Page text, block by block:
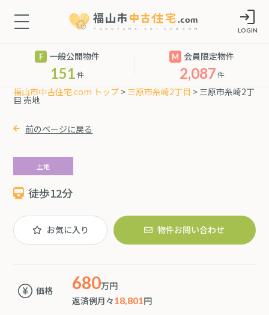
LOGIN
一般公開物件
151件
会員限定物件
2,087件
福山市中古住宅.com トップ > 三原市糸崎2丁目 > 三原市糸崎2丁
目 売地
前のページに戻る
土地
徒歩12分
お気に入り 物件お問い合わせ
価格 680万円
返済例月々18,801円